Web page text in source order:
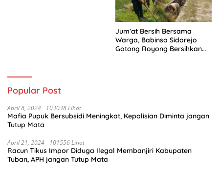
Jum’at Bersih Bersama
Warga, Babinsa Sidorejo
Gotong Royong Bersihkan
Popular Post
April 8, 2024 103038 Lihat
Mafia Pupuk Bersubsidi Meningkat, Kepolisian Diminta jangan
Tutup Mata
April 21, 2024 101556 Lihat
Racun Tikus Impor Diduga Ilegal Membanjiri Kabupaten
Tuban, APH jangan Tutup Mata